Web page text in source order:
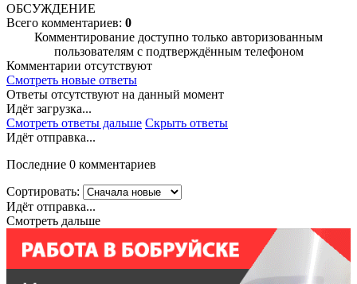
ОБСУЖДЕНИЕ
Всего комментариев: 0
Комментирование доступно только авторизованным
пользователям с подтверждённым телефоном
Комментарии отсутствуют
Смотреть новые ответы
Ответы отсутствуют на данный момент
Идёт загрузка...
Смотреть ответы дальше Скрыть ответы
Идёт отправка...
Последние 0 комментариев
Сортировать:
Идёт отправка...
Смотреть дальше